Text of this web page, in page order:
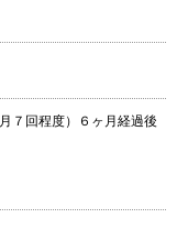
７回程度）６ヶ月経過後